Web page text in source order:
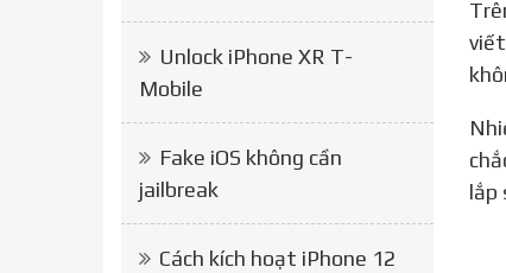
Trên đây là tất cả thông tin về cách tháo lắp sim cho iPhone đúng chuẩn và tránh bị lỗi. Hy vọng qua bài
Nhiều người dùng khi mới bắt đầu sử dụng dòng smartphone như iPhone 7, 7 plus, 6s, 6s plus, 6, 5s, 5, 4s
lắp
Unlock iPhone XR T-
Mobile
Fake iOS không cần
jailbreak
Cách kích hoạt iPhone 12